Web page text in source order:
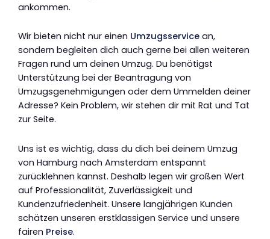
ankommen.
Wir bieten nicht nur einen Umzugsservice an,
sondern begleiten dich auch gerne bei allen weiteren
Fragen rund um deinen Umzug. Du benötigst
Unterstützung bei der Beantragung von
Umzugsgenehmigungen oder dem Ummelden deiner
Adresse? Kein Problem, wir stehen dir mit Rat und Tat
zur Seite.
Uns ist es wichtig, dass du dich bei deinem Umzug
von Hamburg nach Amsterdam entspannt
zurücklehnen kannst. Deshalb legen wir großen Wert
auf Professionalität, Zuverlässigkeit und
Kundenzufriedenheit. Unsere langjährigen Kunden
schätzen unseren erstklassigen Service und unsere
fairen Preise.